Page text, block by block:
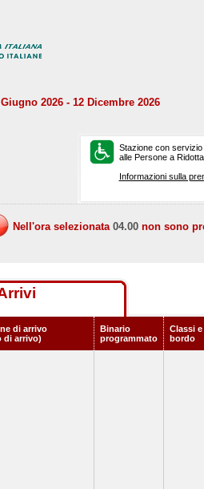
2026 - 12 Dicembre 2026
Stazione con
alle Persone a
Informazioni sulla
Nell'ora selezionata 04.00 non sono
di arrivo
di arrivo)
Binario
programmato
Classi
bordo